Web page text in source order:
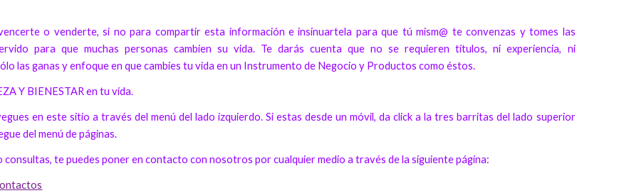
o venderte, si no para compartir esta información e insinuartela para que tú mism@ te convenzas y tomes las
para que muchas personas cambien su vida. Te darás cuenta que no se requieren títulos, ni experiencia, ni
las ganas y enfoque en que cambies tu vida en un Instrumento de Negocio y Productos como éstos.
Y BIENESTAR en tu vida.
en este sitio a través del menú del lado izquierdo. Si estas desde un móvil, da click a la tres barritas del lado superior
del menú de páginas.
te puedes poner en contacto con nosotros por cualquier medio a través de la siguiente página: